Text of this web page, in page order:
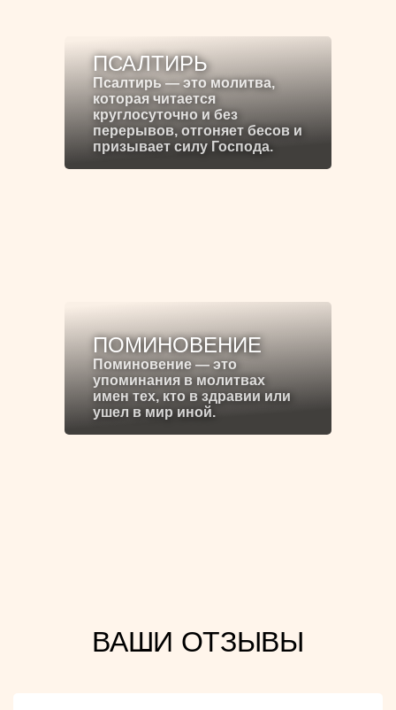
ПСАЛТИРЬ
Псалтирь — это молитва,
которая читается
круглосуточно и без
перерывов, отгоняет бесов и
призывает силу Господа.
ПОМИНОВЕНИЕ
Поминовение — это
упоминания в молитвах
имен тех, кто в здравии или
ушел в мир иной.
ВАШИ ОТЗЫВЫ